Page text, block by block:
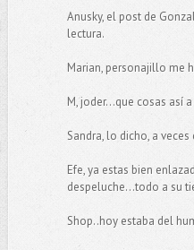
Anusky, el post de
lectura.
Marian, personajillo me
M, joder...que cosas así
Sandra, lo dicho, a
Efe, ya estas bien
despeluche...todo a su
Shop..hoy estaba del